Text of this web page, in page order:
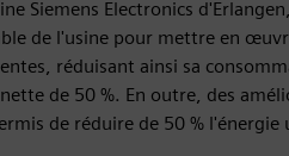
Siemens Electronics
de l'usine pour mettre en
réduisant ainsi sa
de 50 %. En outre, des
de réduire de 50 %